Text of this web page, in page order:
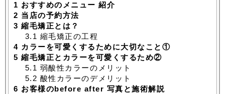
1 おすすめのメニュー 紹介
2 当店の予約方法
3 縮毛矯正とは？
3.1 縮毛矯正の工程
4 カラーを可愛くするために大切なこと①
5 縮毛矯正とカラーを可愛くするため②
5.1 弱酸性カラーのメリット
5.2 酸性カラーのデメリット
6 お客様のbefore after 写真と施術解説